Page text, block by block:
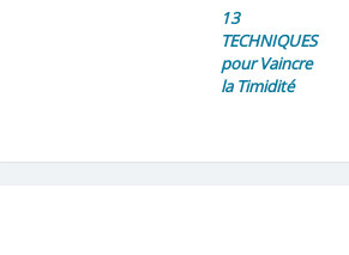
13
TECHNIQUES
pour Vaincre
la Timidité